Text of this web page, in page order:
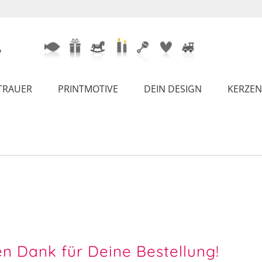
PRINTMOTIVE DEIN DESIGN
Dank für Deine Bestellung!